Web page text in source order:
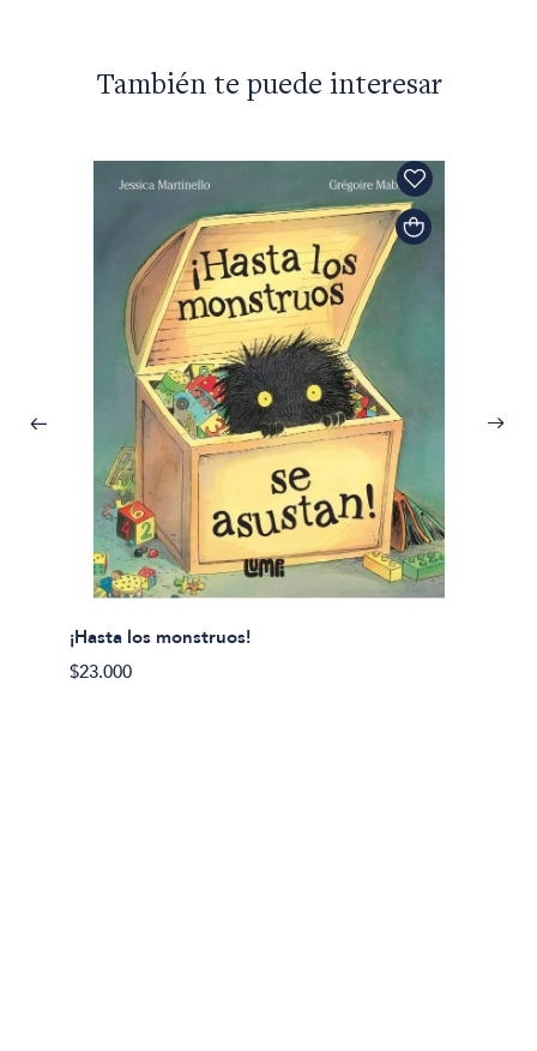
También te puede interesar
¡Hasta los monstruos!
$23.000